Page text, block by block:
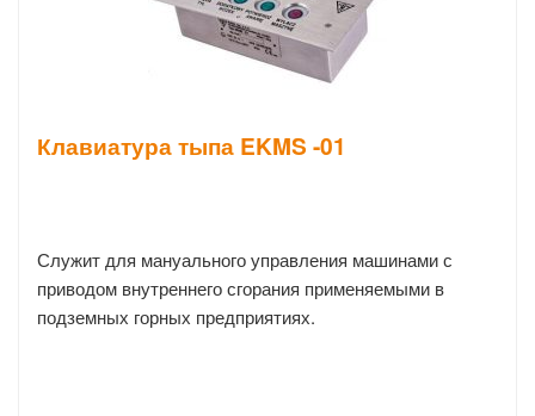
Клавиатура тыпа EKMS -01
Служит для мануального управления машинами с
приводом внутреннего сгорания применяемыми в
подземных горных предприятиях.